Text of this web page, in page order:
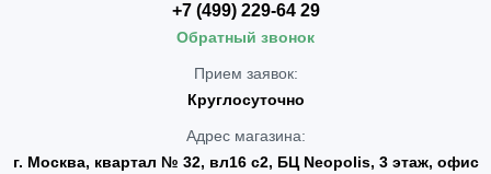
+7 (499) 229-64 29
Обратный звонок
Прием заявок:
Круглосуточно
Адрес магазина:
г. Москва, квартал № 32, вл16 с2, БЦ Neopolis, 3 этаж, офис